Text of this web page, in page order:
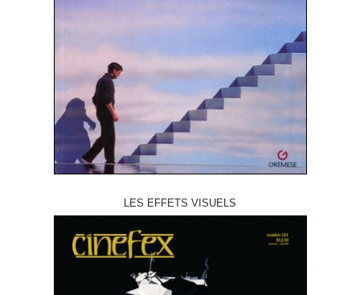
LES EFFETS VISUELS